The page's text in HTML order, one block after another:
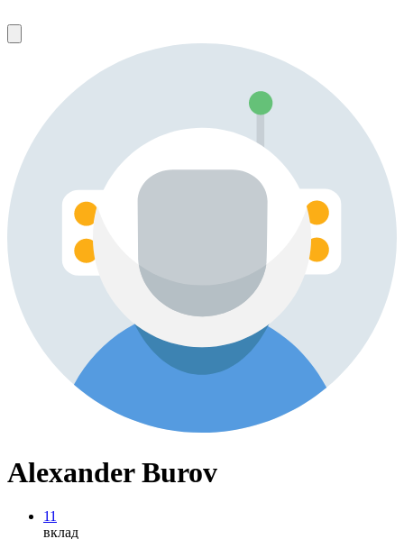
Alexander Burov
11
вклад